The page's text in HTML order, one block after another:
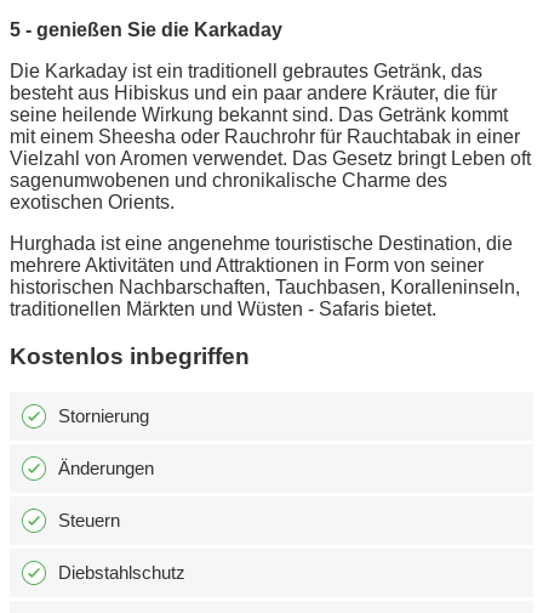
5 - genießen Sie die Karkaday
Die Karkaday ist ein traditionell gebrautes Getränk, das
besteht aus Hibiskus und ein paar andere Kräuter, die für
seine heilende Wirkung bekannt sind. Das Getränk kommt
mit einem Sheesha oder Rauchrohr für Rauchtabak in einer
Vielzahl von Aromen verwendet. Das Gesetz bringt Leben oft
sagenumwobenen und chronikalische Charme des
exotischen Orients.
Hurghada ist eine angenehme touristische Destination, die
mehrere Aktivitäten und Attraktionen in Form von seiner
historischen Nachbarschaften, Tauchbasen, Koralleninseln,
traditionellen Märkten und Wüsten - Safaris bietet.
Kostenlos inbegriffen
Stornierung
Änderungen
Steuern
Diebstahlschutz